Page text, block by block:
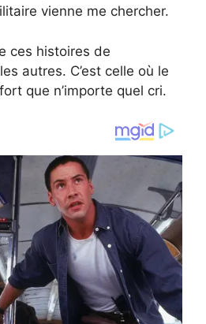
vienne me chercher.
ces histoires de
autres. C’est celle où le
que n’importe quel cri.